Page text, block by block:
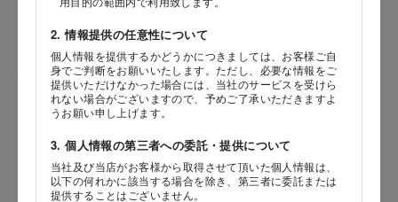
2. 情報提供の任意性について
個人情報を提供するかどうかにつきましては、お客様ご自
身でご判断をお願いいたします。ただし、必要な情報をご
提供いただけなかった場合には、当社のサービスを受けら
れない場合がございますので、予めご了承いただきますよ
うお願い申し上げます。
3. 個人情報の第三者への委託・提供について
当社及び当店がお客様から取得させて頂いた個人情報は、
以下の何れかに該当する場合を除き、第三者に委託または
提供することはございません。
年
月 日
海外 Overseas shops